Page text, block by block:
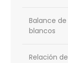
Balance de
blancos
Relación